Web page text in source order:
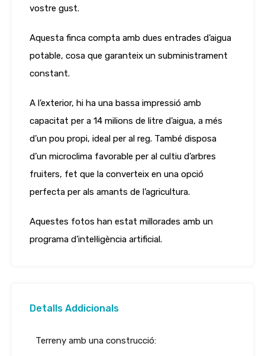
vostre gust.
Aquesta finca compta amb dues entrades d’aigua
potable, cosa que garanteix un subministrament
constant.
A l’exterior, hi ha una bassa impressió amb
capacitat per a 14 milions de litre d’aigua, a més
d’un pou propi, ideal per al reg. També disposa
d’un microclima favorable per al cultiu d’arbres
fruiters, fet que la converteix en una opció
perfecta per als amants de l’agricultura.
Aquestes fotos han estat millorades amb un
programa d’intel·ligència artificial.
Detalls Addicionals
Terreny amb una construcció: